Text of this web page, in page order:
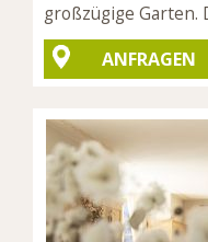
großzügige Garten.
ANFRAGEN